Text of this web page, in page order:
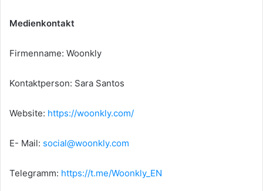
Medienkontakt
Firmenname: Woonkly
Kontaktperson: Sara Santos
Website: https://woonkly.com/
E- Mail: social@woonkly.com
Telegramm: https://t.me/Woonkly_EN